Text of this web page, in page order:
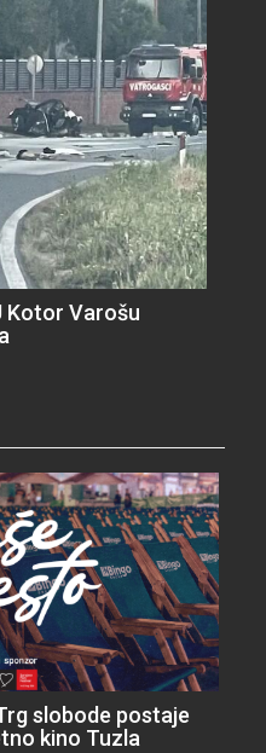
Kotor Varošu
slobode postaje
kino Tuzla